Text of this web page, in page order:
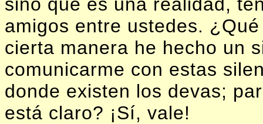
amigos entre ustedes.
cierta manera he hecho un
comunicarme con estas
donde existen los devas;
está claro? ¡Sí, vale!